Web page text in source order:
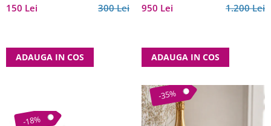
300 Lei
150 Lei
ADAUGA IN COS
1.200 Lei
950 Lei
ADAUGA IN COS
-18%
-35%